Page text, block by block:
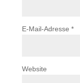
E-Mail-Adresse *
Website